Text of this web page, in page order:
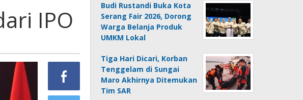
IPO
Budi Rustandi Buka Kota
Serang Fair 2026, Dorong
Warga Belanja Produk
UMKM Lokal
Tiga Hari Dicari, Korban
Tenggelam di Sungai
Maro Akhirnya Ditemukan
Tim SAR